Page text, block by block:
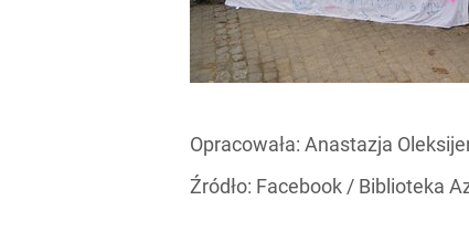
Opracowała: Anastazja
Źródło: Facebook / Biblioteka